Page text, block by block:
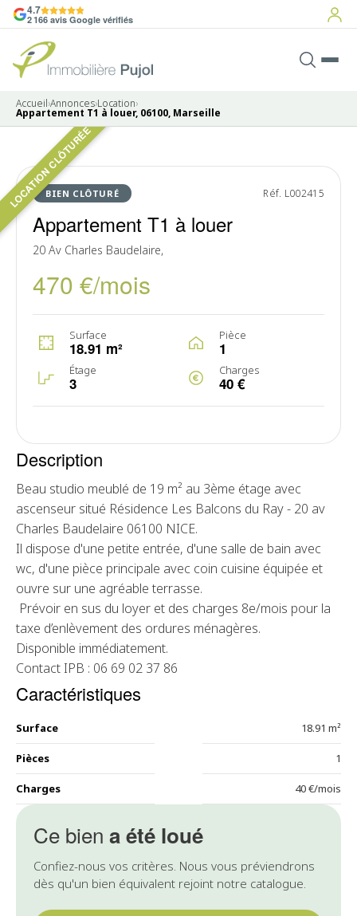
4.7
2 166 avis Google vérifiés
Accueil›Annonces›Location›
Appartement T1 à louer, 06100, Marseille
LOCATION CLÔTURÉE
BIEN CLÔTURÉ Réf. L002415
Appartement T1 à louer
20 Av Charles Baudelaire,
470 €/mois
Surface
18.91 m²
Pièce
1
Étage
3
Charges
40 €
Ce bien a été loué
Confiez-nous vos critères. Nous vous préviendrons
dès qu'un bien équivalent rejoint notre catalogue.
LOUÉ
6 photos
Description
Beau studio meublé de 19 m² au 3ème étage avec
ascenseur situé Résidence Les Balcons du Ray - 20 av
Charles Baudelaire 06100 NICE.
Il dispose d'une petite entrée, d'une salle de bain avec
wc, d'une pièce principale avec coin cuisine équipée et
ouvre sur une agréable terrasse.
Prévoir en sus du loyer et des charges 8e/mois pour la
taxe d’enlèvement des ordures ménagères.
Disponible immédiatement.
Contact IPB : 06 69 02 37 86
Caractéristiques
Surface 18.91 m²
Pièces 1
Charges 40 €/mois